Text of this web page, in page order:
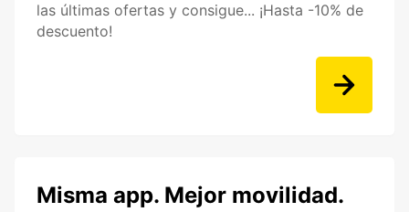
las últimas ofertas y consigue... ¡Hasta -10% de
descuento!
Misma app. Mejor movilidad.